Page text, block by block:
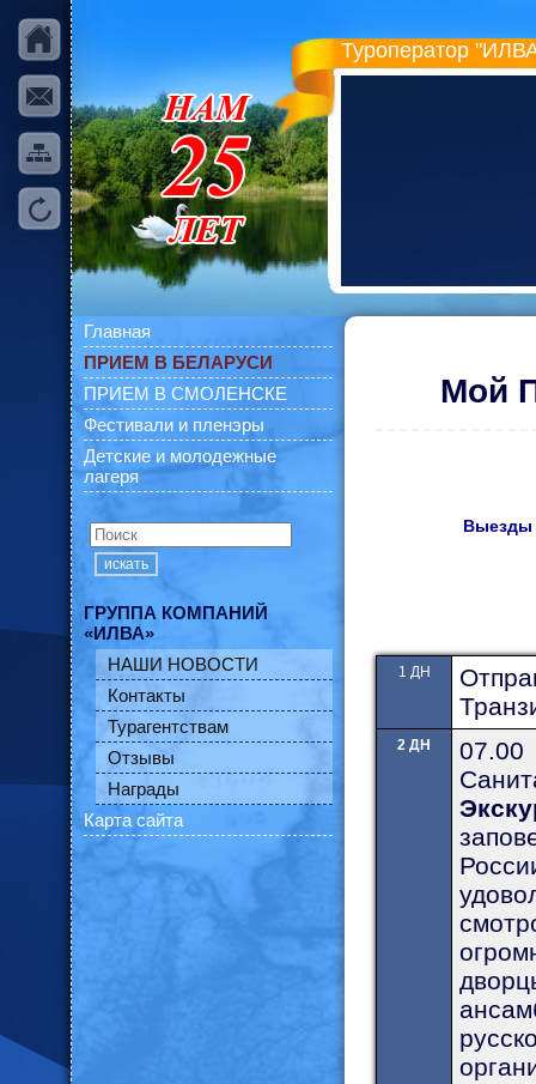
Туроператор
Главная
ПРИЕМ В БЕЛАРУСИ
ПРИЕМ В СМОЛЕНСКЕ
Фестивали и пленэры
Детские и молодежные
лагеря
искать
ГРУППА КОМПАНИЙ
«ИЛВА»
НАШИ НОВОСТИ
Контакты
Турагентствам
Отзывы
Награды
Карта сайта
Мой
Выезды
1 ДН
2 ДН